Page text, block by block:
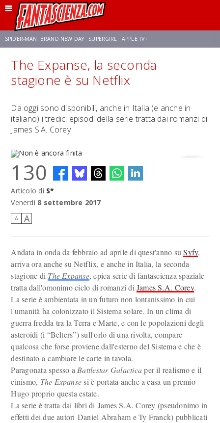
SPIDER-MAN: BRAND NEW DAY SUPERGIRL APPLE TV+
FRANCO RICCIARDIELLO ZENDAYA AVENGERS: DOOMSDAY
The Expanse, la seconda
stagione è su Netflix
Da oggi sono disponibili, anche in Italia (e anche in
italiano) i tredici episodi della serie tratta dai romanzi di
James S.A. Corey
Non è ancora finita
130
Articolo di S*
Venerdì 8 settembre 2017
A A
Andata in onda da febbraio ad aprile di quest'anno suSyfy,
arriva ora anche su Netflix, e anche in Italia, la seconda
stagione di The Expanse, epica serie di fantascienza spaziale
tratta dall'omonimo ciclo di romanzi diJames S.A. Corey.
La serie è ambientata in un futuro non lontanissimo in cui
l'umanità ha colonizzato il Sistema solare. In un clima di
guerra fredda tra la Terra e Marte, e con le popolazioni degli
asteroidi (i “Belters”) sull'orlo di una rivolta, compare
qualcosa che forse proviene dall'esterno del Sistema e che è
destinato a cambiare le carte in tavola.
Paragonata spesso a Battlestar Galacticaper il realismo e il
cinismo, The Expansesi è portata anche a casa un premio
Hugo proprio questa estate.
La serie è tratta dai libri di James S.A. Corey (pseudonimo in
effetti dei due autori Daniel Abraham e Ty Franck) pubblicati